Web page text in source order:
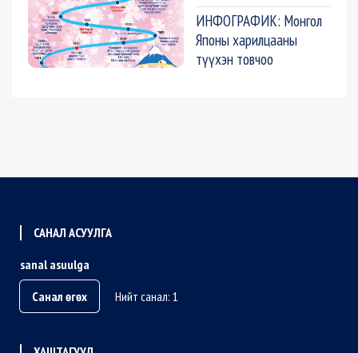
ИНФОГРАФИК: Монгол
Японы харилцааны
түүхэн товчоо
САНАЛ АСУУЛГА
sanal asuulga
Санал өгөх
Нийт санал: 1